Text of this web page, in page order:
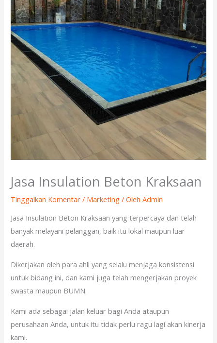
Jasa Insulation Beton Kraksaan
Tinggalkan Komentar / Marketing / OlehAdmin
Jasa Insulation Beton Kraksaan yang terpercaya dan telah
banyak melayani pelanggan, baik itu lokal maupun luar
daerah.
Dikerjakan oleh para ahli yang selalu menjaga konsistensi
untuk bidang ini, dan kami juga telah mengerjakan proyek
swasta maupun BUMN.
Kami ada sebagai jalan keluar bagi Anda ataupun
perusahaan Anda, untuk itu tidak perlu ragu lagi akan kinerja
kami.